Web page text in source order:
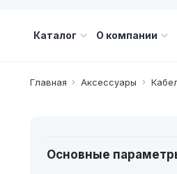
Каталог О компании
Главная Аксессуары
Основные